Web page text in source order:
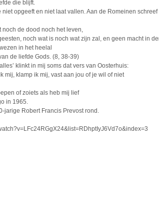
die blijft.
opgeeft en niet laat vallen. Aan de Romeinen schreef
noch de dood noch het leven,
noch wat is noch wat zijn zal, en geen macht in
in het heelal
de liefde Gods. (8, 38-39)
klinkt in mij soms dat vers van Oosterhuis:
mij, klamp ik mij, vast aan jou of je wil of niet
of zoiets als heb mij lief
in 1965.
jarige Robert Francis Prevost rond.